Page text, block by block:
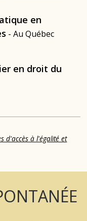
en
- Au Québec
en droit du
d'accès à l'égalité et